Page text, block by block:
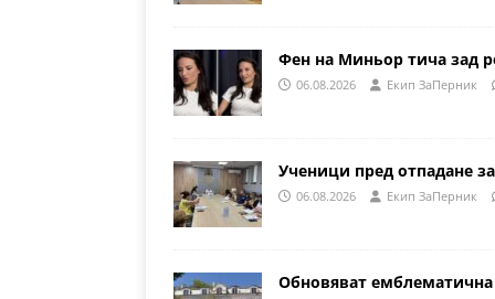
Фен на Миньор тича зад
06.08.2026 Eкип ЗаПерник
Ученици пред отпадане
06.08.2026 Eкип ЗаПерник
Обновяват